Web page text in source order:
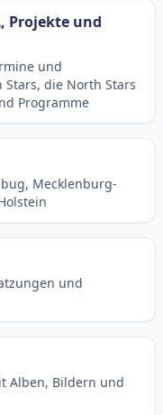
Projekte und
und
die North Stars
Programme
Mecklenburg-
und
Alben, Bildern und